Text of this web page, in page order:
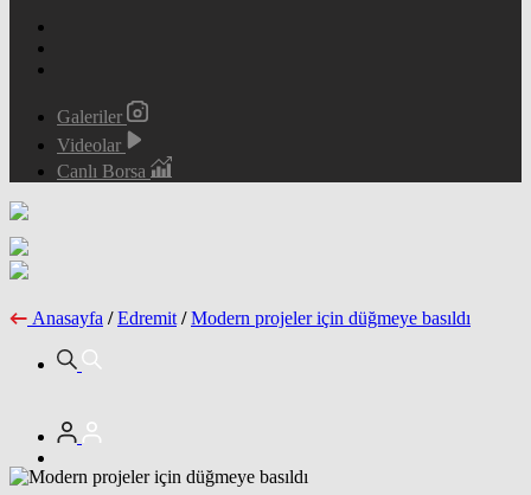
Galeriler
Videolar
Canlı Borsa
Anasayfa / Edremit / Modern projeler için düğmeye basıldı